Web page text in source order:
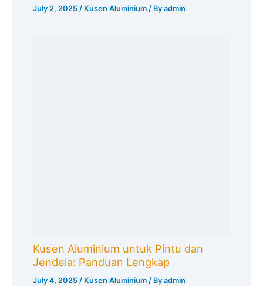
July 2, 2025/ Kusen Aluminium / Byadmin
Kusen Aluminium untuk Pintu dan
Jendela: Panduan Lengkap
July 4, 2025/ Kusen Aluminium / Byadmin